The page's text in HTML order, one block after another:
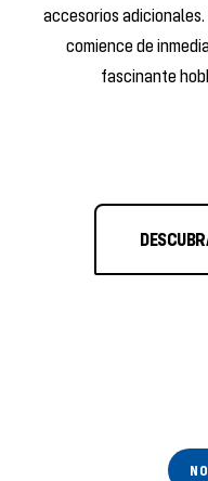
accesorios
comience de
fascinante